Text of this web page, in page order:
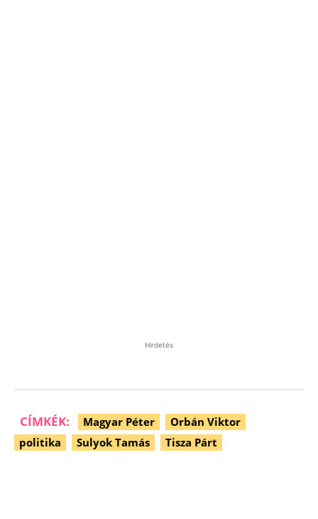
Hirdetés
CÍMKÉK: Magyar Péter
Orbán Viktor
politika
Sulyok Tamás Tisza Párt